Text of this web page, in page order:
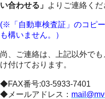
い合わせる」 よりご連絡くだ
(※「自動車検査証」のコピ
も構いません。）
尚、ご連絡は、上記以外で
け付けております。
◆FAX番号:03-5933-7401
◆メールアドレス：